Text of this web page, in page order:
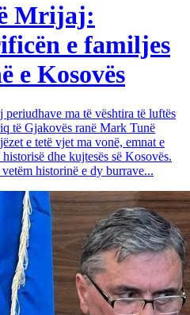
Mrijaj:
e familjes
e Kosovës
ma të vështira të luftës
të Gjakovës ranë Mark Tunë
e tetë vjet ma vonë, emnat e
dhe kujtesës së Kosovës.
historinë e dy burrave...